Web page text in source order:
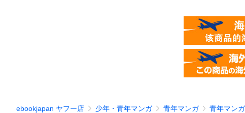
ebookjapan ヤフー店 少年・青年マンガ 青年マンガ 青年マンガ